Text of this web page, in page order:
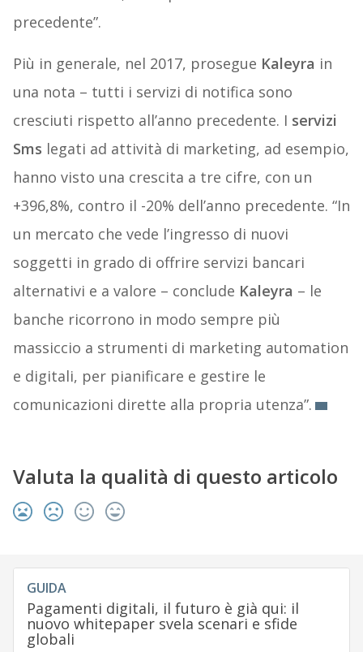
precedente”.
Più in generale, nel 2017, prosegue Kaleyra in
una nota – tutti i servizi di notifica sono
cresciuti rispetto all’anno precedente. I servizi
Sms legati ad attività di marketing, ad esempio,
hanno visto una crescita a tre cifre, con un
+396,8%, contro il -20% dell’anno precedente. “In
un mercato che vede l’ingresso di nuovi
soggetti in grado di offrire servizi bancari
alternativi e a valore – conclude Kaleyra – le
banche ricorrono in modo sempre più
massiccio a strumenti di marketing automation
e digitali, per pianificare e gestire le
comunicazioni dirette alla propria utenza”.
Valuta la qualità di questo articolo
GUIDA
Pagamenti digitali, il futuro è già qui: il
nuovo whitepaper svela scenari e sfide
globali